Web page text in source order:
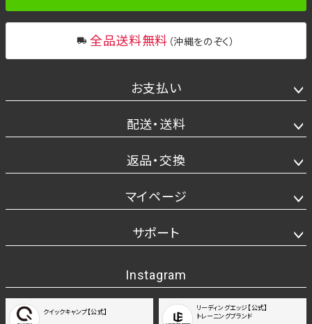
全品送料無料 （沖縄をのぞく）
お支払い
配送・送料
返品・交換
マイページ
サポート
Instagram
クイックキャンプ【公式】
リーディングエッジ【公式】
トレーニングブランド